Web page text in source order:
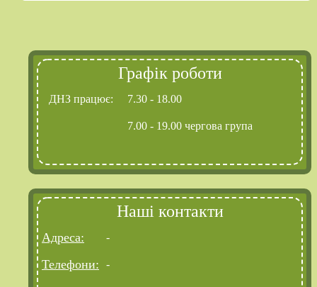
Графік роботи
ДНЗ працює: 7.30 - 18.00
7.00 - 19.00 чергова група
Наші контакти
Адреса: -
Телефони: -